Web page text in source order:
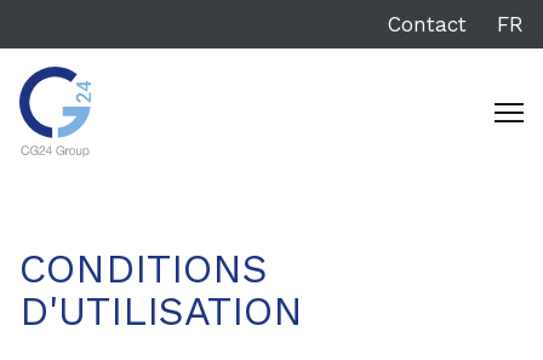
Contact FR
CONDITIONS
D'UTILISATION